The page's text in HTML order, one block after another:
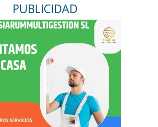
PUBLICIDAD